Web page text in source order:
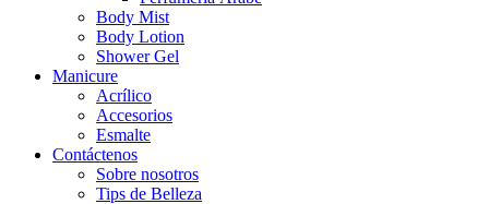
Body Mist
Body Lotion
Shower Gel
Manicure
Acrílico
Accesorios
Esmalte
Contáctenos
Sobre nosotros
Tips de Belleza